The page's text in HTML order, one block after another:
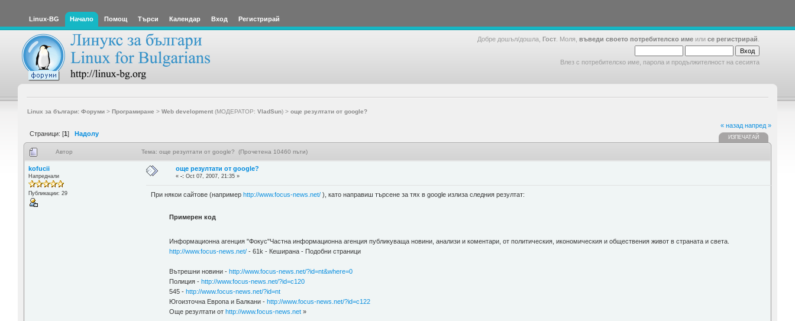
Linux-BG Начало Помощ Търси Календар Вход Регистрирай
Добре дошъл/дошла, Гост . Моля, въведи своето потребителско име или се регистрирай
Влез с потребителско име, парола и продължителност на сесията
Linux за българи: Форуми> Програмиране > Web development(МОДЕРАТОР: VladSun) > още резултати от google?
Страници: [1] Надолу
« назад напред »
ИЗПЕЧАТАЙ
Автор Тема: още резултати от google? (Прочетена 10460 пъти)
kofucii
Напреднали
Публикации: 29
още резултати от google?
«-: Oct 07, 2007, 21:35 »
При някои сайтове (например http://www.focus-news.net/ ), като направиш търсене за тях в google излиза следния резултат:
Примерен код
Информационна агенция "Фокус"Частна информационна агенция публикуваща новини, анализи и коментари, от политическия, икономическия и обществения живот в страната и света.
http://www.focus-news.net/- 61k - Кеширана - Подобни страници
Вътрешни новини - http://www.focus-news.net/?id=nt&where=0
Полиция - http://www.focus-news.net/?id=c120
545 - http://www.focus-news.net/?id=nt
Югоизточна Европа и Балкани - http://www.focus-news.net/?id=c122
Още резултати от http://www.focus-news.net»